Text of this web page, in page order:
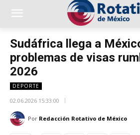
Sudáfrica llega a
problemas de visas
2026
DEPORTE
02.06.2026 15:33:00
Por Redacción Rotativo de México